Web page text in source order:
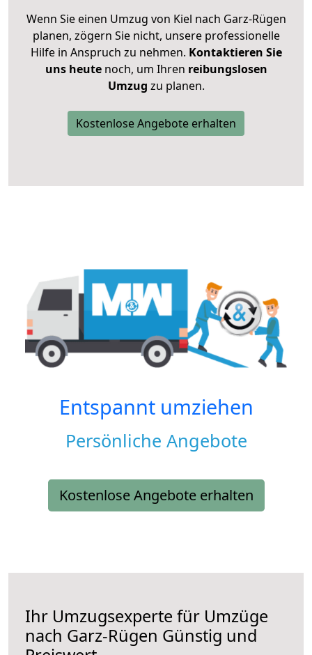
Wenn Sie einen Umzug von Kiel nach Garz-Rügen
planen, zögern Sie nicht, unsere professionelle
Hilfe in Anspruch zu nehmen. Kontaktieren Sie
uns heutenoch, um Ihren reibungslosen
Umzug zu planen.
Kostenlose Angebote erhalten
Entspannt umziehen
Persönliche Angebote
Kostenlose Angebote erhalten
Ihr Umzugsexperte für Umzüge
nach Garz-Rügen Günstig und